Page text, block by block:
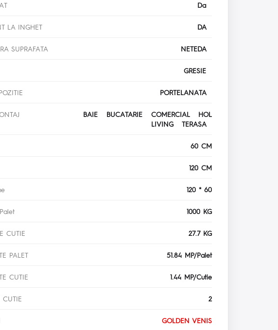
Da
LA INGHET DA
SUPRAFATA NETEDA
GRESIE
PORTELANATA
BAIE BUCATARIE COMERCIAL HOL
LIVING TERASA
60 CM
120 CM
120 * 60
1000 KG
CUTIE 27.7 KG
PALET 51.84 MP/Palet
CUTIE 1.44 MP/Cutie
2
GOLDEN VENIS